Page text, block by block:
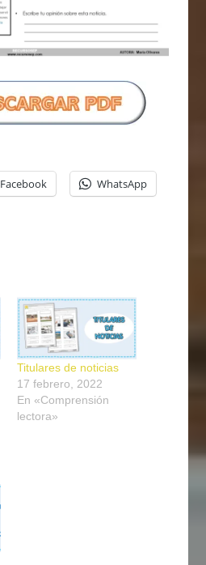
Facebook WhatsApp
Titulares de noticias
17 febrero, 2022
En «Comprensión
lectora»